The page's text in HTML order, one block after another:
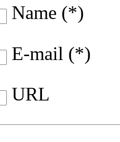
Name (*)
E-mail (*)
URL